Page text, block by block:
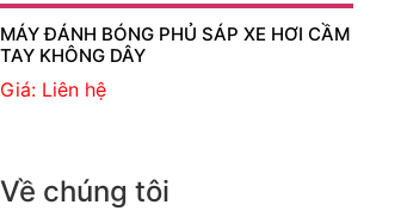
MÁY ĐÁNH BÓNG PHỦ SÁP XE HƠI CẦM
TAY KHÔNG DÂY
Giá: Liên hệ
Về chúng tôi